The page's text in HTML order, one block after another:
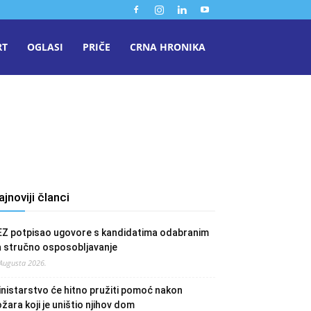
OGLASI PRIČE CRNA HRONIKA
članci
potpisao ugovore s kandidatima odabranim
stručno osposobljavanje
2026.
će hitno pružiti pomoć nakon
koji je uništio njihov dom